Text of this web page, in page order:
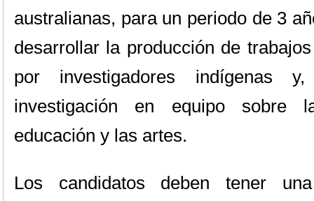
australianas, para un periodo de 3
desarrollar la producción de
por investigadores indígenas
investigación en equipo sobre
educación y las artes.
Los candidatos deben tener